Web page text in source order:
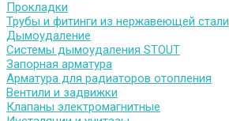
Прокладки
Трубы и фитинги из нержавеющей стали
Дымоудаление
Системы дымоудаления STOUT
Запорная арматура
Арматура для радиаторов отопления
Вентили и задвижки
Клапаны электромагнитные